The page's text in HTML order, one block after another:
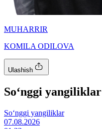
MUHARRIR
KOMILA ODILOVA
Ulashish
So‘nggi yangiliklar
So‘nggi yangiliklar
07.08.2026